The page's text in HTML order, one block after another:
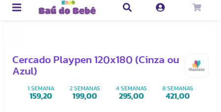
Cercado Playpen 120x180 (Cinza ou
Azul)
1 SEMANA
159,20
2 SEMANAS
199,00
4 SEMANAS
295,00
8 SEMANAS
421,00